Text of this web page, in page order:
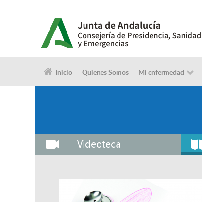
Inicio Quienes Somos Mi enfermedad
Videoteca